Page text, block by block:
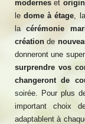
moderneset
le dome à étage,
lacérémonie
créationde
donneront une
surprendre vos
changeront de
soirée. Pour plus
important choix
adaptablent à